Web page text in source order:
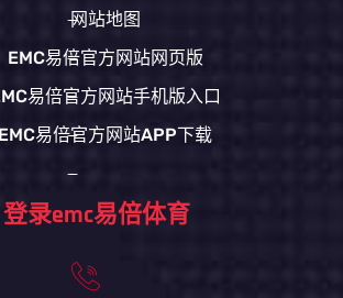
网站地图
EMC易倍官方网站网页版
易倍官方网站手机版入口
EMC易倍官方网站APP下载
登录emc易倍体育